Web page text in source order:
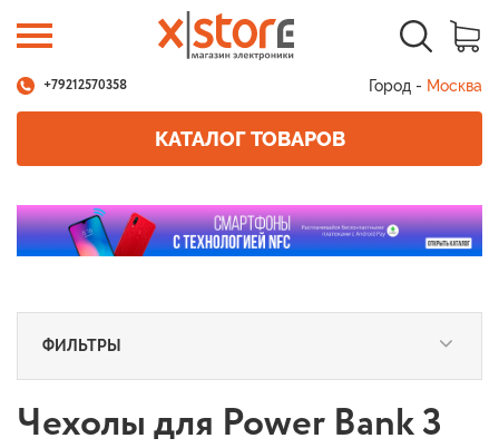
+79212570358 Город - Москва
КАТАЛОГ ТОВАРОВ
ФИЛЬТРЫ
Чехолы для Power Bank 3